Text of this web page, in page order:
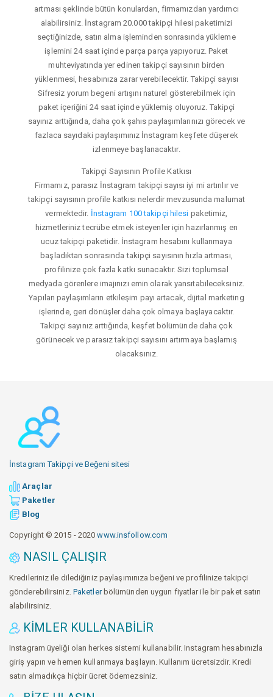
artması şeklinde bütün konulardan, firmamızdan yardımcı
alabilirsiniz. İnstagram 20.000 takipçi hilesi paketimizi
seçtiğinizde, satın alma işleminden sonrasında yükleme
işlemini 24 saat içinde parça parça yapıyoruz. Paket
muhteviyatında yer edinen takipçi sayısının birden
yüklenmesi, hesabınıza zarar verebilecektir. Takipçi sayısı
Sifresiz yorum begeni artışını naturel gösterebilmek için
paket içeriğini 24 saat içinde yüklemiş oluyoruz. Takipçi
sayınız arttığında, daha çok şahıs paylaşımlarınızı görecek ve
fazlaca sayıdaki paylaşımınız İnstagram keşfete düşerek
izlenmeye başlanacaktır.
Takipçi Sayısının Profile Katkısı
Firmamız, parasız İnstagram takipçi sayısı iyi mi artırılır ve
takipçi sayısının profile katkısı nelerdir mevzusunda malumat
vermektedir. İnstagram 100 takipçi hilesi paketimiz,
hizmetleriniz tecrübe etmek isteyenler için hazırlanmış en
ucuz takipçi paketidir. İnstagram hesabını kullanmaya
başladıktan sonrasında takipçi sayısının hızla artması,
profilinize çok fazla katkı sunacaktır. Sizi toplumsal
medyada görenlere imajınızı emin olarak yansıtabileceksiniz.
Yapılan paylaşımların etkileşim payı artacak, dijital marketing
işlerinde, geri dönüşler daha çok olmaya başlayacaktır.
Takipçi sayınız arttığında, keşfet bölümünde daha çok
görünecek ve parasız takipçi sayısını artırmaya başlamış
olacaksınız.
İnstagram Takipçi ve Beğeni sitesi
Araçlar
Paketler
Blog
Copyright © 2015 - 2020www.insfollow.com
NASIL ÇALIŞIR
Kredileriniz ile dilediğiniz paylaşımınıza beğeni ve profilinize takipçi
gönderebilirsiniz. Paketlerbölümünden uygun fiyatlar ile bir paket satın
alabilirsiniz.
KIMLER KULLANABILIR
Instagram üyeliği olan herkes sistemi kullanabilir. Instagram hesabınızla
giriş yapın ve hemen kullanmaya başlayın. Kullanım ücretsizdir. Kredi
satın almadıkça hiçbir ücret ödemezsiniz.